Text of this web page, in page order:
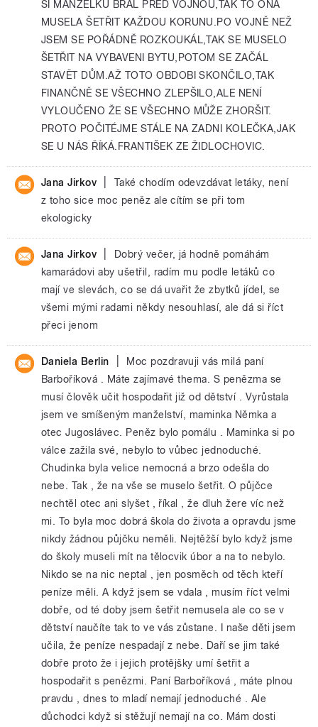
SI MANŽÉLKU BRÁL PŘED VOJNOU,TAK TO ONA
MUSELA ŠETŘIT KAŽDOU KORUNU.PO VOJNĚ NEŽ
JSEM SE POŘÁDNĚ ROZKOUKÁL,TAK SE MUSELO
ŠETŘIT NA VYBAVENI BYTU,POTOM SE ZAČÁL
STAVĚT DŮM.AŽ TOTO OBDOBI SKONČILO,TAK
FINANČNĚ SE VŠECHNO ZLEPŠILO,ALE NENÍ
VYLOUČENO ŽE SE VŠECHNO MŮŽE ZHORŠIT.
PROTO POČITÉJME STÁLE NA ZADNI KOLEČKA,JAK
SE U NÁS ŘÍKÁ.FRANTIŠEK ZE ŽIDLOCHOVIC.
Jana Jirkov
Také chodím odevzdávat letáky, není
z toho sice moc peněz ale cítím se při tom
ekologicky
Jana Jirkov
Dobrý večer, já hodně pomáhám
kamarádovi aby ušetřil, radím mu podle letáků co
mají ve slevách, co se dá uvařit že zbytků jídel, se
všemi mými radami někdy nesouhlasí, ale dá si říct
přeci jenom
Daniela Berlin
Moc pozdravuji vás milá paní
Barboříková . Máte zajímavé thema. S penězma se
musí člověk učit hospodařit již od dětství . Vyrůstala
jsem ve smíšeným manželství, maminka Němka a
otec Jugoslávec. Peněz bylo pomálu . Maminka si po
válce zažila své, nebylo to vůbec jednoduché.
Chudinka byla velice nemocná a brzo odešla do
nebe. Tak , že na vše se muselo šetřit. O půjčce
nechtěl otec ani slyšet , říkal , že dluh žere víc než
mi. To byla moc dobrá škola do života a opravdu jsme
nikdy žádnou půjčku neměli. Nejtěžší bylo když jsme
do školy museli mít na tělocvik úbor a na to nebylo.
Nikdo se na nic neptal , jen posměch od těch kteří
peníze měli. A když jsem se vdala , musím říct velmi
dobře, od té doby jsem šetřit nemusela ale co se v
dětství naučíte tak to ve vás zůstane. I naše děti jsem
učila, že peníze nespadají z nebe. Daří se jim také
dobře proto že i jejich protějšky umí šetřit a
hospodařit s penězmi. Paní Barboříková , máte plnou
pravdu , dnes to mladí nemají jednoduché . Ale
důchodci když si stěžují nemají na co. Mám dosti